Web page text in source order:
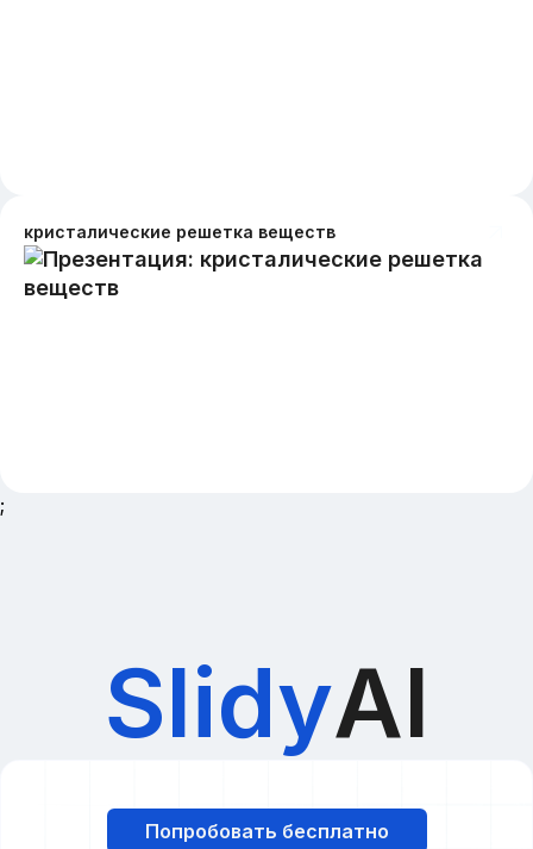
кристалические решетка веществ
;
SlidyAI
Попробовать бесплатно